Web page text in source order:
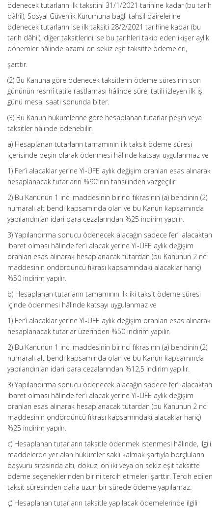
ödenecek tutarların ilk taksitini 31/1/2021 tarihine kadar (bu tarih
dâhil), Sosyal Güvenlik Kurumuna bağlı tahsil dairelerine
ödenecek tutarların ise ilk taksiti 28/2/2021 tarihine kadar (bu
tarih dâhil), diğer taksitlerini ise bu tarihleri takip eden ikişer aylık
dönemler hâlinde azami on sekiz eşit taksitte ödemeleri,
şarttır.
(2) Bu Kanuna göre ödenecek taksitlerin ödeme süresinin son
gününün resmî tatile rastlaması hâlinde süre, tatili izleyen ilk iş
günü mesai saati sonunda biter.
(3) Bu Kanun hükümlerine göre hesaplanan tutarlar peşin veya
taksitler hâlinde ödenebilir.
a) Hesaplanan tutarların tamamının ilk taksit ödeme süresi
içerisinde peşin olarak ödenmesi hâlinde katsayı uygulanmaz ve
1) Fer’i alacaklar yerine Yİ-ÜFE aylık değişim oranları esas alınarak
hesaplanacak tutarların %90’ının tahsilinden vazgeçilir.
2) Bu Kanunun 1 inci maddesinin birinci fıkrasının (a) bendinin (2)
numaralı alt bendi kapsamında olan ve bu Kanun kapsamında
yapılandırılan idari para cezalarından %25 indirim yapılır.
3) Yapılandırma sonucu ödenecek alacağın sadece fer’i alacaktan
ibaret olması hâlinde fer’i alacak yerine Yİ-ÜFE aylık değişim
oranları esas alınarak hesaplanacak tutardan (bu Kanunun 2 nci
maddesinin ondördüncü fıkrası kapsamındaki alacaklar hariç)
%50 indirim yapılır.
b) Hesaplanan tutarların tamamının ilk iki taksit ödeme süresi
içinde ödenmesi hâlinde katsayı uygulanmaz ve
1) Fer’i alacaklar yerine Yİ-ÜFE aylık değişim oranları esas alınarak
hesaplanacak tutarlar üzerinden %50 indirim yapılır.
2) Bu Kanunun 1 inci maddesinin birinci fıkrasının (a) bendinin (2)
numaralı alt bendi kapsamında olan ve bu Kanun kapsamında
yapılandırılan idari para cezalarından %12,5 indirim yapılır.
3) Yapılandırma sonucu ödenecek alacağın sadece fer’i alacaktan
ibaret olması hâlinde fer’i alacak yerine Yİ-ÜFE aylık değişim
oranları esas alınarak hesaplanacak tutardan (bu Kanunun 2 nci
maddesinin ondördüncü fıkrası kapsamındaki alacaklar hariç)
%25 indirim yapılır.
c) Hesaplanan tutarların taksitle ödenmek istenmesi hâlinde, ilgili
maddelerde yer alan hükümler saklı kalmak şartıyla borçluların
başvuru sırasında altı, dokuz, on iki veya on sekiz eşit taksitte
ödeme seçeneklerinden birini tercih etmeleri şarttır. Tercih edilen
taksit süresinden daha uzun bir sürede ödeme yapılamaz.
ç) Hesaplanan tutarların taksitle yapılacak ödemelerinde ilgili